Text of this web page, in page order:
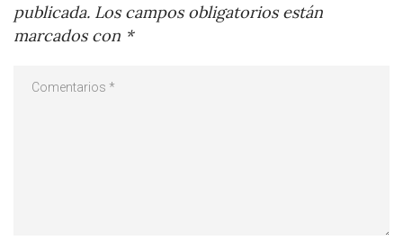
publicada. Los campos obligatorios están
marcados con *